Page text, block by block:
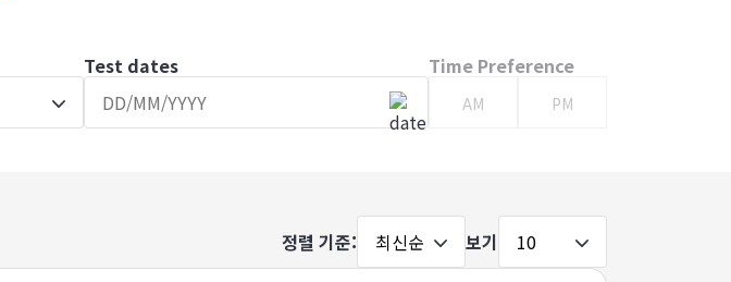
Test dates Time Preference
AM PM
정렬 기준: 최신순 보기 10